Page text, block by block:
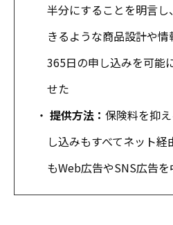
半分にすることを明言
きるような商品設計や
365日の申し込みを可能
せた
・ 提供方法： 保険料を抑
し込みもすべてネット
もWeb広告やSNS広告